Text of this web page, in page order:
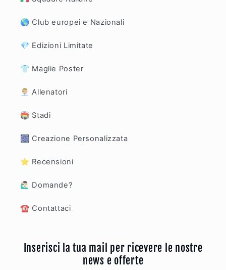
🌎 Club europei e Nazionali
💎 Edizioni Limitate
👕 Maglie Poster
👨🏼‍💼 Allenatori
🏟️ Stadi
🎆 Creazione Personalizzata
⭐️ Recensioni
🙋🏻‍♂️ Domande?
☎️ Contattaci
Inserisci la tua mail per ricevere le nostre
news e offerte